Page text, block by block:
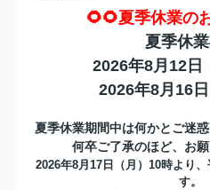
🌻🌻夏季休業の
夏季休
2026年8月12日
2026年8月16日
夏季休業期間中は何かとご迷
何卒ご了承のほど、お願
2026年8月17日（月）10時より
す。